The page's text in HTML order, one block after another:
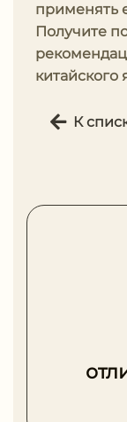
применять
Получите
китайского
К